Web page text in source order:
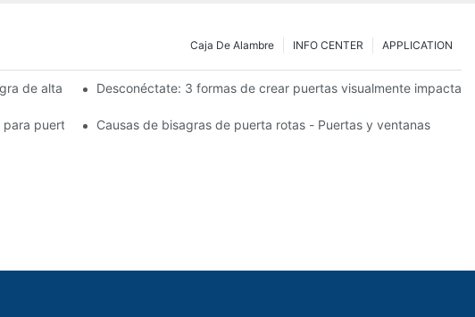
APPLICATION
INFO CENTER
Caja De Alambre
de alta resistencia: el TB950 Magnum.
Desconéctate: 3 formas de crear puertas visualmente
puertas de garaje elevadas.
Causas de bisagras de puerta rotas - Puertas y ventanas